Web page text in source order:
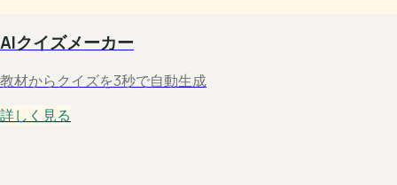
AIクイズメーカー
教材からクイズを3秒で自動生成
詳しく見る